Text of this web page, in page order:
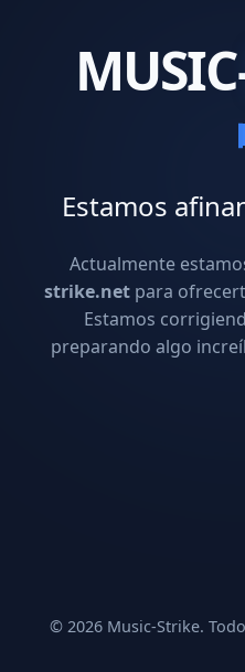
Estamos
Actualmente
strike.netpara
Estamos
preparando algo
© 2026 Music-Strike.